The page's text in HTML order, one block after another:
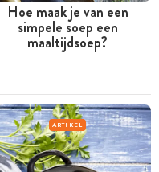
Hoe maak je van een
simpele soep een
maaltijdsoep?
ARTIKEL